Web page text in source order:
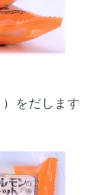
をだします